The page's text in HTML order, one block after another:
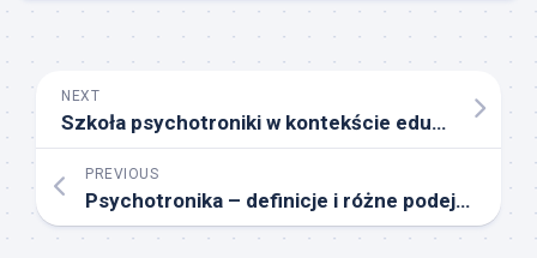
NEXT
Szkoła psychotroniki w kontekście edukacji alternatywnej
PREVIOUS
Psychotronika – definicje i różne podejścia